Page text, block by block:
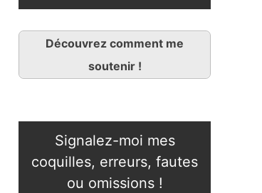
Découvrez comment me
soutenir !
Signalez-moi mes
coquilles, erreurs, fautes
ou omissions !